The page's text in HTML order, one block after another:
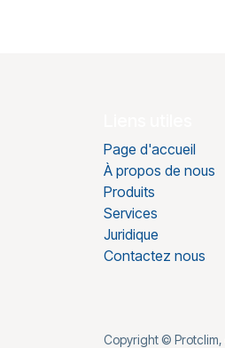
Page d'accueil
À propos de nous
Produits
Services
Juridique
Contactez nous
Copyright ©